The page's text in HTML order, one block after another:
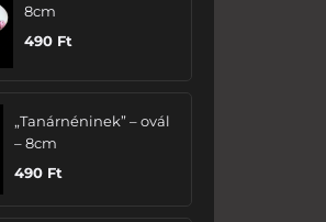
8cm
490 Ft
„Tanárnéninek” – ovál
– 8cm
490 Ft